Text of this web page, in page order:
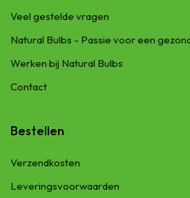
Veel gestelde vragen
Natural Bulbs - Passie voor een
Werken bij Natural Bulbs
Contact
Bestellen
Verzendkosten
Leveringsvoorwaarden